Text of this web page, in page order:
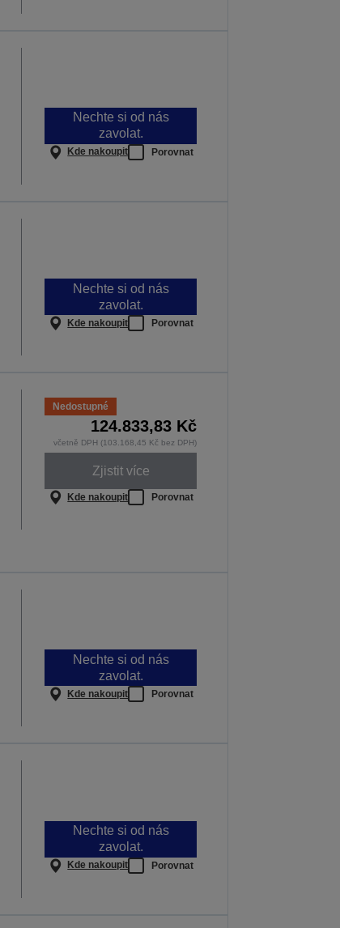
Nechte si od nás
zavolat.
Kde nakoupit Porovnat
Nechte si od nás
zavolat.
Kde nakoupit Porovnat
Nedostupné
124.833,83 Kč
včetně DPH (103.168,45 Kč bez DPH)
Zjistit více
Kde nakoupit Porovnat
Nechte si od nás
zavolat.
Kde nakoupit Porovnat
Nechte si od nás
zavolat.
Kde nakoupit Porovnat